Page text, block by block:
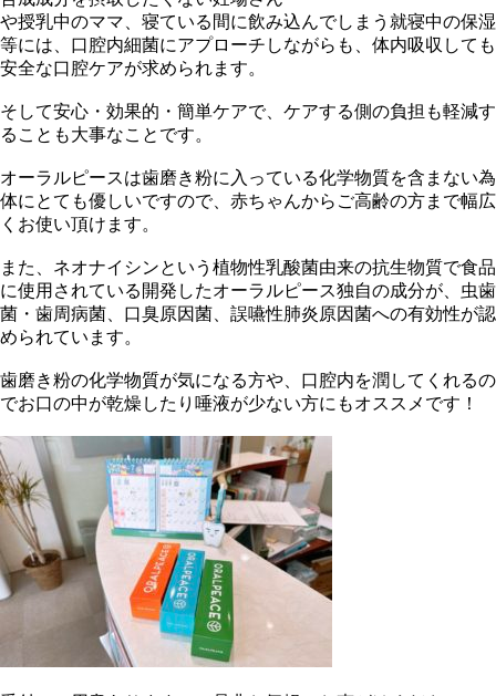
や授乳中のママ、寝ている間に飲み込んでしまう就寝中の保湿
等には、口腔内細菌にアプローチしながらも、体内吸収しても
安全な口腔ケアが求められます。
そして安心・効果的・簡単ケアで、ケアする側の負担も軽減す
ることも大事なことです。
オーラルピースは歯磨き粉に入っている化学物質を含まない為
体にとても優しいですので、赤ちゃんからご高齢の方まで幅広
くお使い頂けます。
また、ネオナイシンという植物性乳酸菌由来の抗生物質で食品
に使用されている開発したオーラルピース独自の成分が、虫歯
菌・歯周病菌、口臭原因菌、誤嚥性肺炎原因菌への有効性が認
められています。
歯磨き粉の化学物質が気になる方や、口腔内を潤してくれるの
でお口の中が乾燥したり唾液が少ない方にもオススメです！